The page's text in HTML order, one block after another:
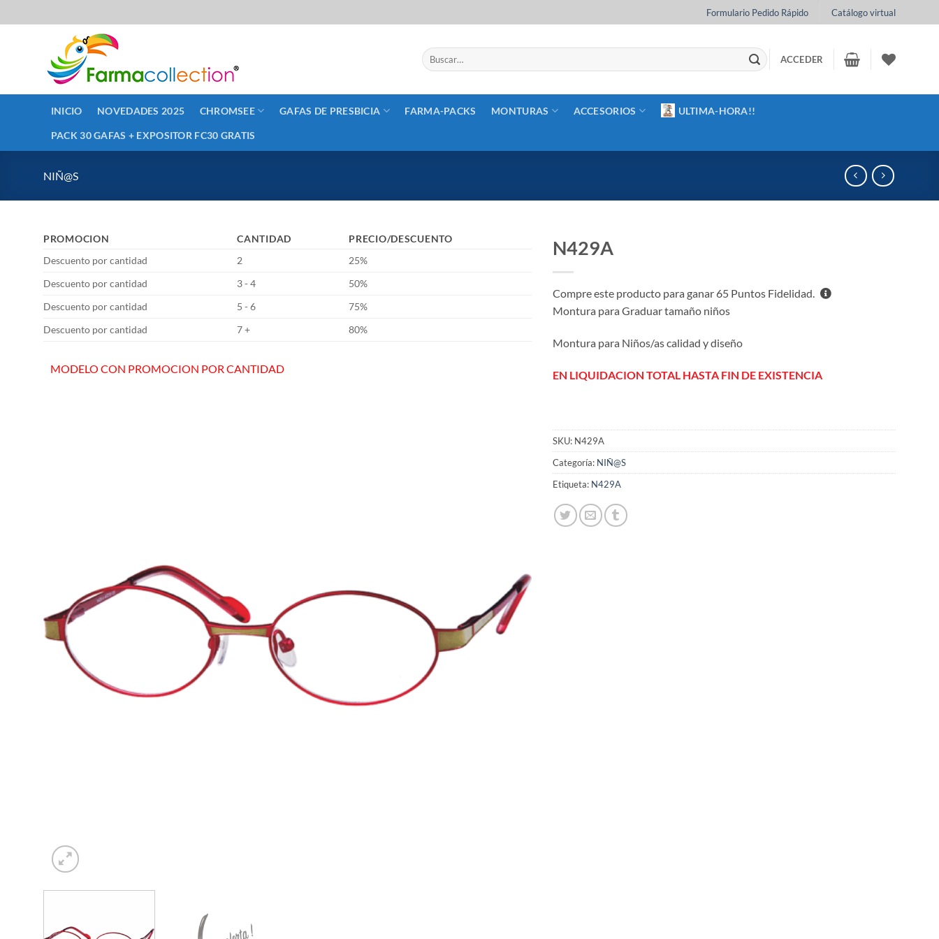
al
Formulario Pedido Rápido Catálogo virtual
Buscar
por:
ACCEDER
INICIO NOVEDADES 2025 CHROMSEE GAFAS DE PRESBICIA FARMA-PACKS MONTURAS ACCESORIOS ULTIMA-HORA!!
PACK 30 GAFAS + EXPOSITOR FC30 GRATIS
NIÑ@S
PROMOCION CANTIDAD
PRECIO/DESCUENTO
Descuento por cantidad
2
25%
Descuento por cantidad
3 - 4
50%
Descuento por cantidad
5 - 6
75%
Descuento por cantidad
7 + 80%
MODELO CON PROMOCION POR CANTIDAD
N429A
Compre este producto para ganar 65 Puntos Fidelidad.
Montura para Graduar tamaño niños
Montura para Niños/as calidad y diseño
EN LIQUIDACION TOTAL HASTA FIN DE EXISTENCIA
SKU: N429A
Categoría: NIÑ@S
Etiqueta: N429A